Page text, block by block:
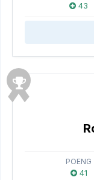
43
POENG
41